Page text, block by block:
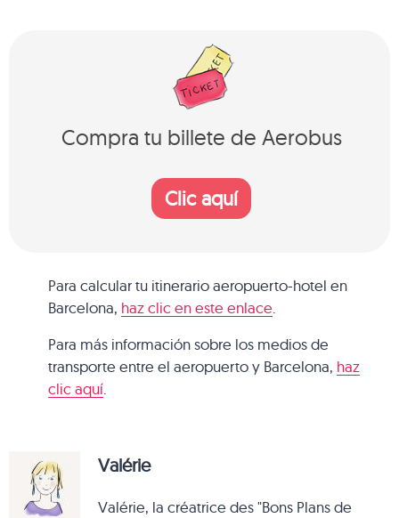
Compra tu billete de Aerobus
Clic aquí
Para calcular tu itinerario aeropuerto-hotel en
Barcelona, haz clic en este enlace
Para más información sobre los medios de
transporte entre el aeropuerto y Barcelona, haz
clic aquí
Valérie
Valérie, la créatrice des "Bons Plans de